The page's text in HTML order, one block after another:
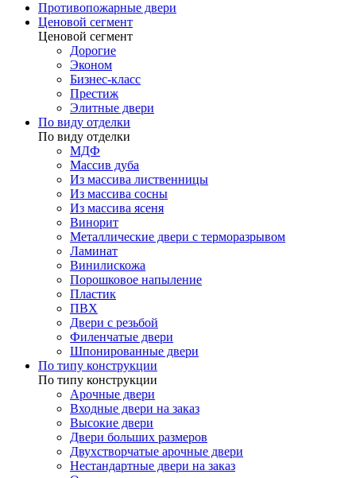
Противопожарные двери
Ценовой сегмент
Ценовой сегмент
Дорогие
Эконом
Бизнес-класс
Престиж
Элитные двери
По виду отделки
По виду отделки
МДФ
Массив дуба
Из массива лиственницы
Из массива сосны
Из массива ясеня
Винорит
Металлические двери с терморазрывом
Ламинат
Винилискожа
Порошковое напыление
Пластик
ПВХ
Двери с резьбой
Филенчатые двери
Шпонированные двери
По типу конструкции
По типу конструкции
Арочные двери
Входные двери на заказ
Высокие двери
Двери больших размеров
Двухстворчатые арочные двери
Нестандартные двери на заказ